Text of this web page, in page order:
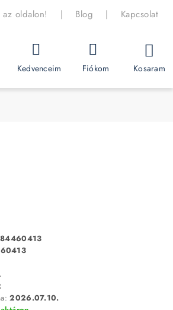
az oldalon! | Blog | Kapcsolat
Kedvenceim Fiókom Kosaram
2026.07.10.